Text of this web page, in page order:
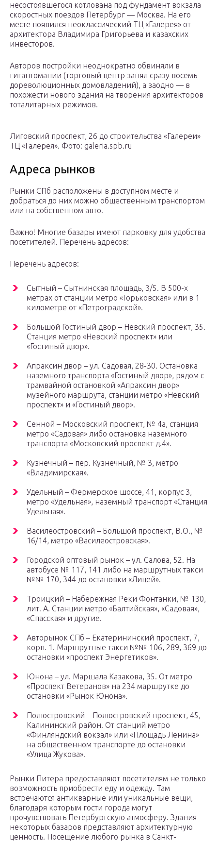
несостоявшегося котлована под фундамент вокзала
скоростных поездов Петербург — Москва. На его
месте появился неоклассический ТЦ «Галерея» от
архитектора Владимира Григорьева и казахских
инвесторов.
Авторов постройки неоднократно обвиняли в
гигантомании (торговый центр занял сразу восемь
дореволюционных домовладений), а заодно — в
похожести нового здания на творения архитекторов
тоталитарных режимов.
Лиговский проспект, 26 до строительства «Галереи»
ТЦ «Галерея». Фото: galeria.spb.ru
Адреса рынков
Рынки СПб расположены в доступном месте и
добраться до них можно общественным транспортом
или на собственном авто.
Важно! Многие базары имеют парковку для удобства
посетителей. Перечень адресов:
Перечень адресов:
Сытный – Сытнинская площадь, 3/5. В 500-х
метрах от станции метро «Горьковская» или в 1
километре от «Петроградской».
Большой Гостиный двор – Невский проспект, 35.
Станция метро «Невский проспект» или
«Гостиный двор».
Апраксин двор – ул. Садовая, 28-30. Остановка
наземного транспорта «Гостиный двор», рядом с
трамвайной остановкой «Апраксин двор»
музейного маршрута, станции метро «Невский
проспект» и «Гостиный двор».
Сенной – Московский проспект, № 4а, станция
метро «Садовая» либо остановка наземного
транспорта «Московский проспект д.4».
Кузнечный – пер. Кузнечный, № 3, метро
«Владимирская».
Удельный – Фермерское шоссе, 41, корпус 3,
метро «Удельная», наземный транспорт «Станция
Удельная».
Василеостровский – Большой проспект, В.О., №
16/14, метро «Василеостровская».
Городской оптовый рынок – ул. Салова, 52. На
автобусе № 117, 141 либо на маршрутных такси
№№ 170, 344 до остановки «Лицей».
Троицкий – Набережная Реки Фонтанки, № 130,
лит. А. Станции метро «Балтийская», «Садовая»,
«Спасская» и другие.
Авторынок СПб – Екатерининский проспект, 7,
корп. 1. Маршрутные такси №№ 106, 289, 369 до
остановки «проспект Энергетиков».
Юнона – ул. Маршала Казакова, 35. От метро
«Проспект Ветеранов» на 234 маршрутке до
остановки «Рынок Юнона».
Полюстровский – Полюстровский проспект, 45,
Калининский район. От станций метро
«Финляндский вокзал» или «Площадь Ленина»
на общественном транспорте до остановки
«Улица Жукова».
Рынки Питера предоставляют посетителям не только
возможность приобрести еду и одежду. Там
встречаются антикварные или уникальные вещи,
благодаря которым гости города могут
прочувствовать Петербургскую атмосферу. Здания
некоторых базаров представляют архитектурную
ценность. Посещение любого рынка в Санкт-